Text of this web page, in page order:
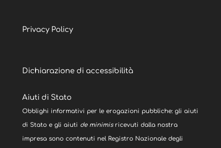
Privacy Policy
Dichiarazione di accessibilità
Aiuti di Stato
Obblighi informativi per le erogazioni pubbliche: gli aiuti
di Stato e gli aiuti de minimisricevuti dalla nostra
impresa sono contenuti nel Registro Nazionale degli